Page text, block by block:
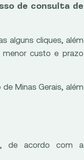
de consulta de
alguns cliques, além
menor custo e prazo
Minas Gerais, além
de acordo com a